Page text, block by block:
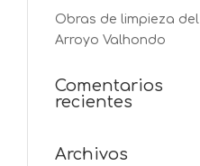
Obras de limpieza del
Arroyo Valhondo
Comentarios
recientes
Archivos